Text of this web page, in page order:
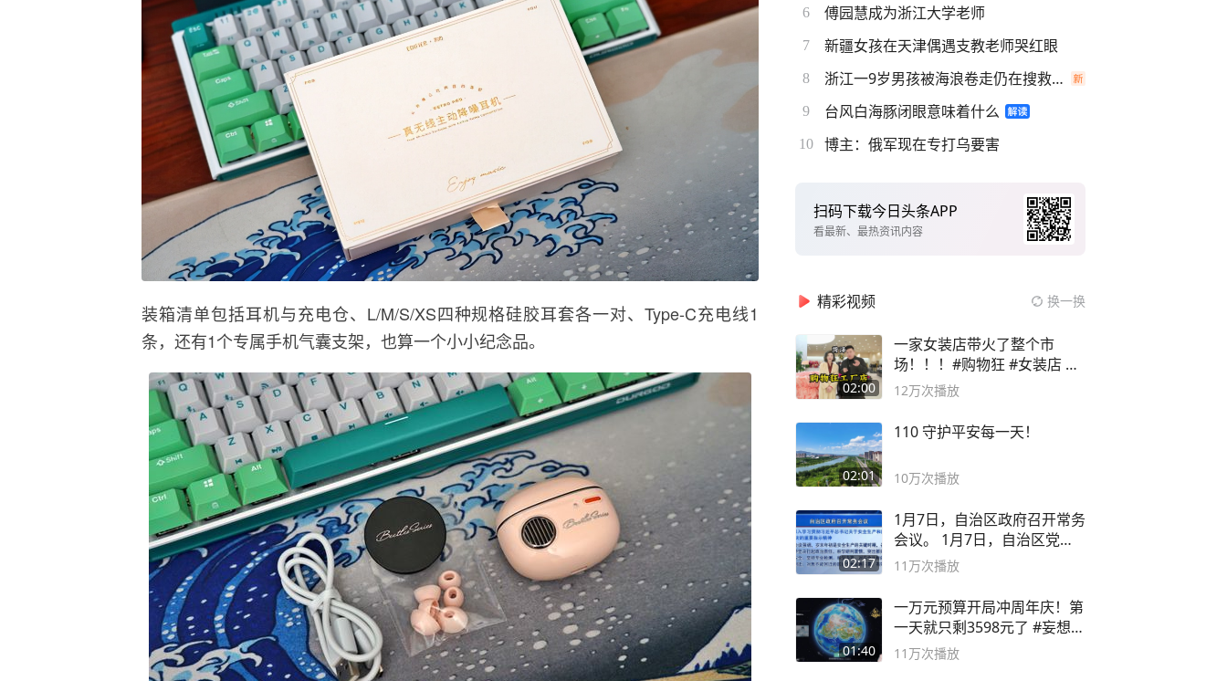
装箱清单包括耳机与充电仓、L/M/S/XS四种规格硅胶耳套各一对、Type-C充电线1
条，还有1个专属手机气囊支架，也算一个小小纪念品。
6 傅园慧成为浙江大学老师
7 新疆女孩在天津偶遇支教老师哭红眼
8 浙江一9岁男孩被海浪卷走仍在搜救中
9 台风白海豚闭眼意味着什么
10 博主：俄军现在专打乌要害
扫码下载今日头条APP
看最新、最热资讯内容
精彩视频 换一换
02:00
一家女装店带火了整个市
场！！！#购物狂 #女装店 #
高品质女装
12万次播放
02:01
110 守护平安每一天！
10万次播放
02:17
1月7日，自治区政府召开常务
会议。 1月7日，自治区党委
副书记
11万次播放
01:40
一万元预算开局冲周年庆！第
一天就只剩3598元了 #妄想山
海
11万次播放